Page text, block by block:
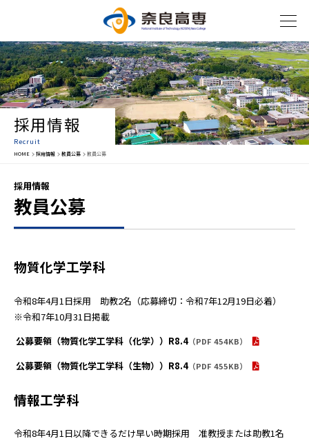
採用情報
Recruit
HOME 採用情報 教員公募 教員公募
採用情報
教員公募
物質化学工学科
令和8年4月1日採用 助教2名（応募締切：令和7年12月19日必着）
※令和7年10月31日掲載
公募要領（物質化学工学科（化学））R8.4（PDF 454KB）
公募要領（物質化学工学科（生物））R8.4（PDF 455KB）
情報工学科
令和8年4月1日以降できるだけ早い時期採用 准教授または助教1名